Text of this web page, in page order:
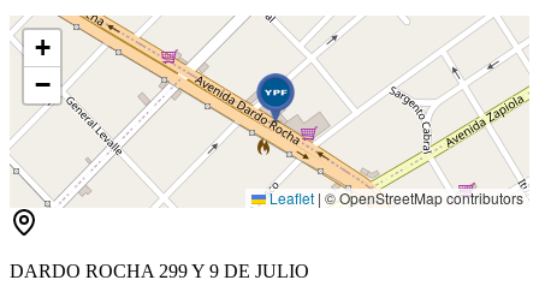
+
−
Leaflet | © OpenStreetMap contributors
DARDO ROCHA 299 Y 9 DE JULIO